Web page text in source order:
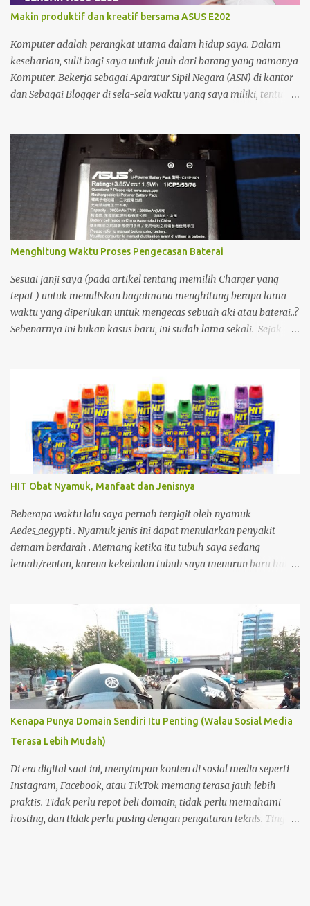
hening yang sedari tadi saya bangun.
Makin produktif dan kreatif bersama ASUS E202
Komputer adalah perangkat utama dalam hidup saya. Dalam
keseharian, sulit bagi saya untuk jauh dari barang yang namanya
Komputer. Bekerja sebagai Aparatur Sipil Negara (ASN) di kantor
dan Sebagai Blogger di sela-sela waktu yang saya miliki, tentu
komputer juga saya gunakan untuk mengolah foto dan
mempublishnya ke social media yang saya miliki, memindahkan
foto dari kamera DSLR maupun foto dari Zenfone ke harddisk
External, Cloud Storage maupun backup ke DVD. So, Komputer
benar-benar sudah menjadi bagian hidup saya. Namun demikian,
Komputer sangat sulit untuk dibawa kemana-mana. Dan perlu
diingat bahwa cadangan daya pada komputer ketika listrik
padam walaupun bisa menggunakan UPS sangat minim sekali.
Oleh Karena itulah saya masih membutuhkan Notebook sebagai
penunjang produktifitas dan kreatifitas saya. Dengan adanya
notebook, maka saya bisa semakin prod...
Menghitung Waktu Proses Pengecasan Baterai
Sesuai janji saya (pada artikel tentang memilih Charger yang
tepat ) untuk menuliskan bagaimana menghitung berapa lama
waktu yang diperlukan untuk mengecas sebuah aki atau baterai..?
Sebenarnya ini bukan kasus baru, ini sudah lama sekali. Sejak
sebelumnya menggunakan baterai berjenis carbon atau alkali.
Tetapi jika menggunakan betari carbon dan alkali biayanya akan
besar sekali untuk membeli Baterai tersebut. dengan baterai cas,
akan lebih mengirit keuangan. Selain itu, karena pengecas di
pasaran bisa sangat lama kalau mengecas. ada yang 12 jam, ada
juga yang 8 jam. Oleh karena ketidak puasan itu, kebanyakan
dari kami membuat alat charger baterai sendiri. Dan yang
terbaru sekarang ini ada yang 2 atau 1 jam saja.
HIT Obat Nyamuk, Manfaat dan Jenisnya
Beberapa waktu lalu saya pernah tergigit oleh nyamuk
Aedes_aegypti . Nyamuk jenis ini dapat menularkan penyakit
demam berdarah . Memang ketika itu tubuh saya sedang
lemah/rentan, karena kekebalan tubuh saya menurun baru habis
Kenapa Punya Domain Sendiri Itu Penting (Walau Sosial Media
Terasa Lebih Mudah)
Di era digital saat ini, menyimpan konten di sosial media seperti
Instagram, Facebook, atau TikTok memang terasa jauh lebih
praktis. Tidak perlu repot beli domain, tidak perlu memahami
hosting, dan tidak perlu pusing dengan pengaturan teknis. Tinggal